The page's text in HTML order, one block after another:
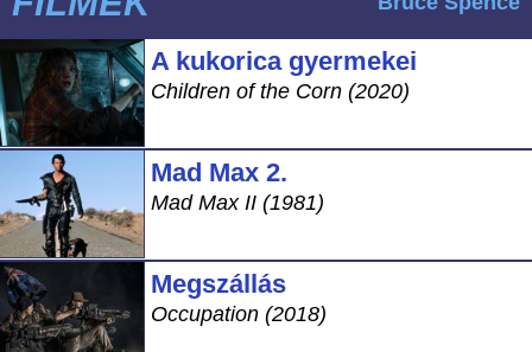
A kukorica gyermekei
Children of the Corn (2020)
Mad Max 2.
Mad Max II (1981)
Megszállás
Occupation (2018)